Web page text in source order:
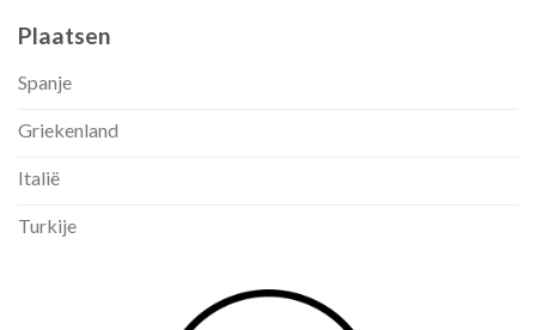
Plaatsen
Spanje
Griekenland
Italië
Turkije